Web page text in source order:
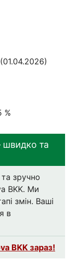
%
швидко та
зручно
BKK. Ми
змін. Ваші
в
BKK зараз!